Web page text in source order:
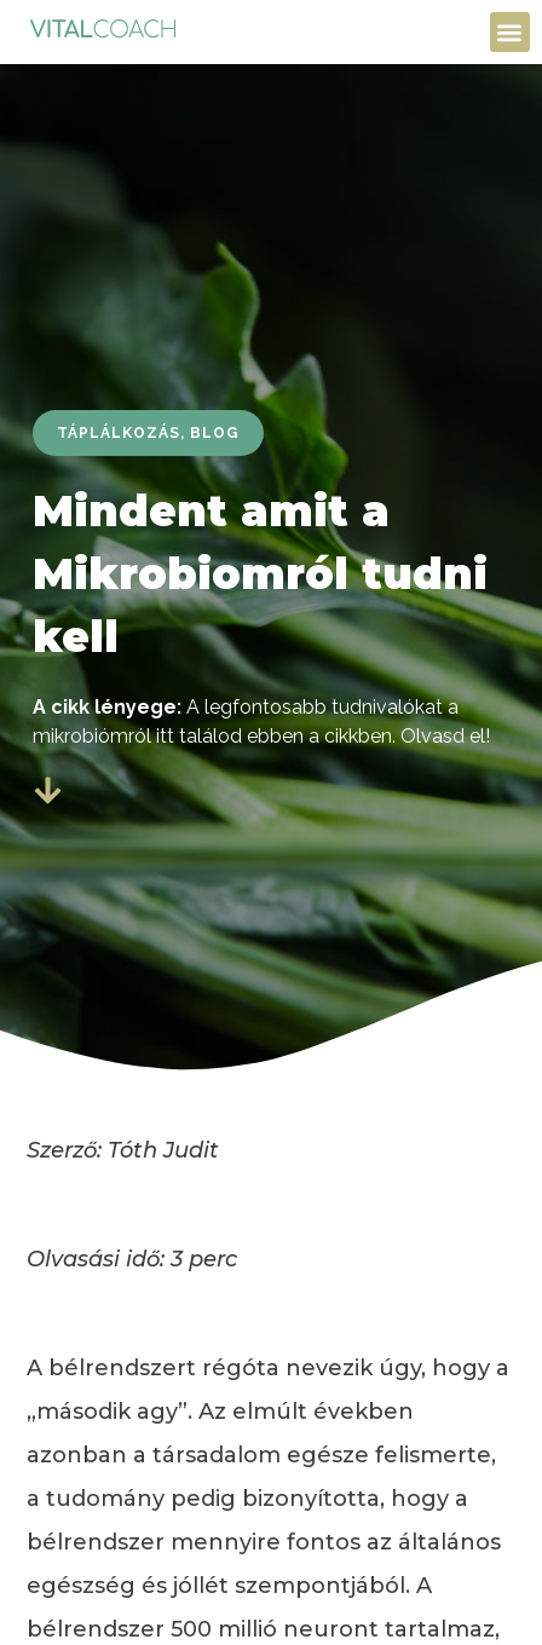
TÁPLÁLKOZÁS, BLOG
Mindent amit a
Mikrobiomról tudni
kell
A cikk lényege:A legfontosabb tudnivalókat a
mikrobiómról itt találod ebben a cikkben. Olvasd el!
Szerző: Tóth Judit
Olvasási idő: 3 perc
A bélrendszert régóta nevezik úgy, hogy a
„második agy”. Az elmúlt években
azonban a társadalom egésze felismerte,
a tudomány pedig bizonyította, hogy a
bélrendszer mennyire fontos az általános
egészség és jóllét szempontjából. A
bélrendszer 500 millió neuront tartalmaz,